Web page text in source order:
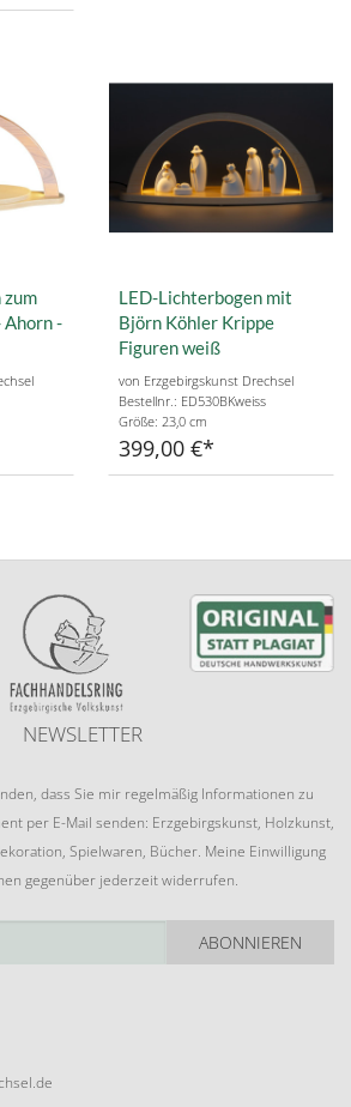
zum
Ahorn -
LED-Lichterbogen mit
Björn Köhler Krippe
Figuren weiß
von Erzgebirgskunst Drechsel
Bestellnr.: ED530BKweiss
Größe: 23,0 cm
399,00 €
NEWSLETTER
dass Sie mir regelmäßig Informationen zu
per E-Mail senden: Erzgebirgskunst, Holzkunst,
Spielwaren, Bücher. Meine Einwilligung
gegenüber jederzeit widerrufen.
ABONNIEREN